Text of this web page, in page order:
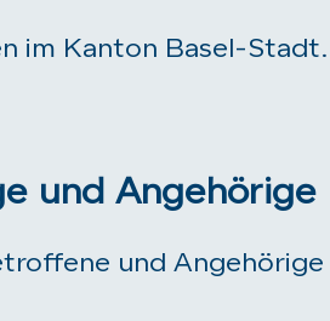
im Kanton Basel-Stadt.
und Angehörige
und